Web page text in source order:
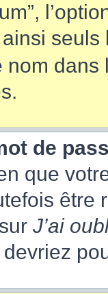
ainsi seuls
nom
de
que
être
J’ai